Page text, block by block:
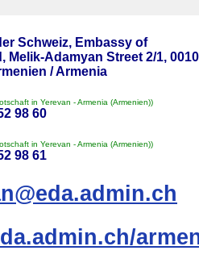
Schweiz, Embassy of
Melik-Adamyan Street 2/1, 0010
/ Armenia
in Yerevan - Armenia (Armenien))
98 60
in Yerevan - Armenia (Armenien))
98 61